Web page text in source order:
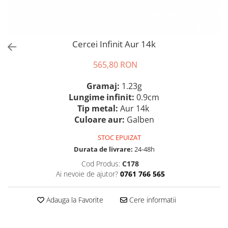
Cercei Infinit Aur 14k
565,80 RON
Gramaj: 1.23g
Lungime infinit: 0.9cm
Tip metal: Aur 14k
Culoare aur: Galben
STOC EPUIZAT
Durata de livrare: 24-48h
Cod Produs: C178
Ai nevoie de ajutor? 0761 766 565
Adauga la Favorite Cere informatii